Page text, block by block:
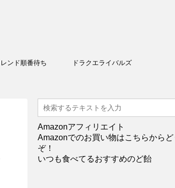
ンド順番待ち ドラクエライバルズ
Amazonアフィリエイト
Amazonでのお買い物はこちらからど
ぞ！
いつも食べてるおすすめのど飴